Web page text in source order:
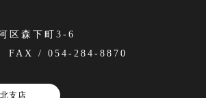
区森下町3-6
FAX / 054-284-8870
支店